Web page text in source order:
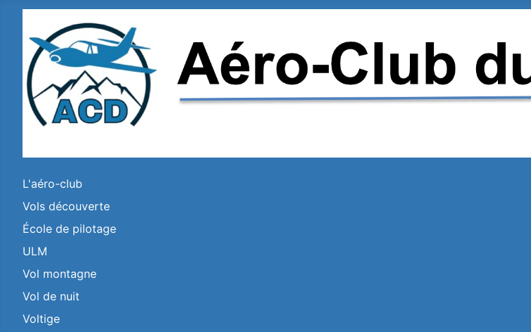
L'aéro-club
Vols découverte
École de pilotage
ULM
Vol montagne
Vol de nuit
Voltige